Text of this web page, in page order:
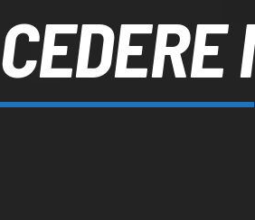
I